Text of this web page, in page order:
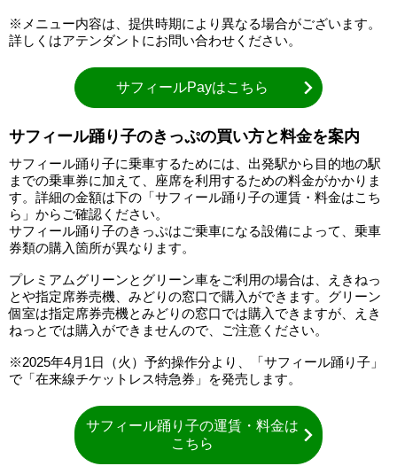
※メニュー内容は、提供時期により異なる場合がございます。
詳しくはアテンダントにお問い合わせください。
サフィールPayはこちら
サフィール踊り子のきっぷの買い方と料金を案内
サフィール踊り子に乗車するためには、出発駅から目的地の駅
までの乗車券に加えて、座席を利用するための料金がかかりま
す。詳細の金額は下の「サフィール踊り子の運賃・料金はこち
ら」からご確認ください。
サフィール踊り子のきっぷはご乗車になる設備によって、乗車
券類の購入箇所が異なります。
プレミアムグリーンとグリーン車をご利用の場合は、えきねっ
とや指定席券売機、みどりの窓口で購入ができます。グリーン
個室は指定席券売機とみどりの窓口では購入できますが、えき
ねっとでは購入ができませんので、ご注意ください。
※2025年4月1日（火）予約操作分より、「サフィール踊り子」
で「在来線チケットレス特急券」を発売します。
サフィール踊り子の運賃・料金は
こちら